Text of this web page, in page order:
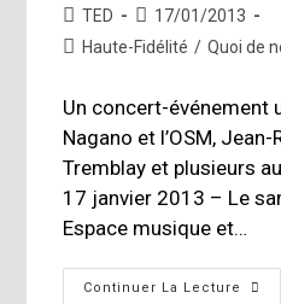
Auteur/autrice
de
TED
Publication
publiée :
17/01/2013
PostHaute-Fidélité / Quoi de
Un concert-événement
Nagano et l’OSM,
Tremblay et plusieurs
17 janvier 2013 – Le
Espace musique et…
Continuer La Lecture